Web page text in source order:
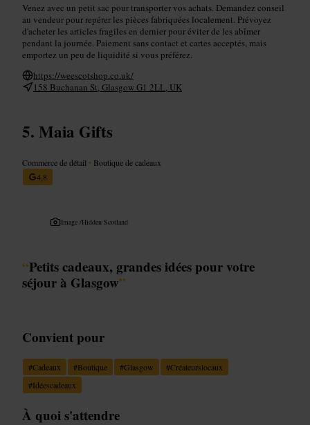
Venez avec un petit sac pour transporter vos achats. Demandez conseil
au vendeur pour repérer les pièces fabriquées localement. Prévoyez
d'acheter les articles fragiles en dernier pour éviter de les abîmer
pendant la journée. Paiement sans contact et cartes acceptés, mais
emportez un peu de liquidité si vous préférez.
https://weescotshop.co.uk/
158 Buchanan St, Glasgow G1 2LL, UK
Maia Gifts
Commerce de détail • Boutique de cadeaux
4,8
Image /Hidden Scotland
“Petits cadeaux, grandes idées pour votre
séjour à Glasgow”
Convient pour
#Cadeaux #Boutique #Glasgow #Créateurslocaux
#Idéescadeaux
À quoi s'attendre